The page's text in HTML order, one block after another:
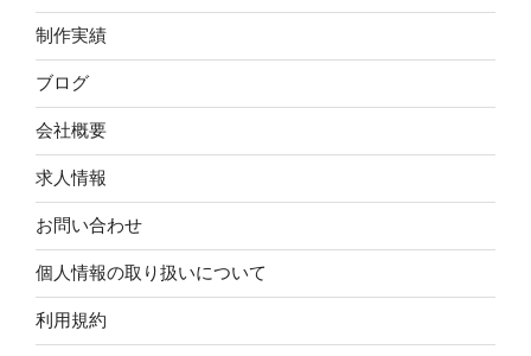
制作実績
ブログ
会社概要
求人情報
お問い合わせ
個人情報の取り扱いについて
利用規約